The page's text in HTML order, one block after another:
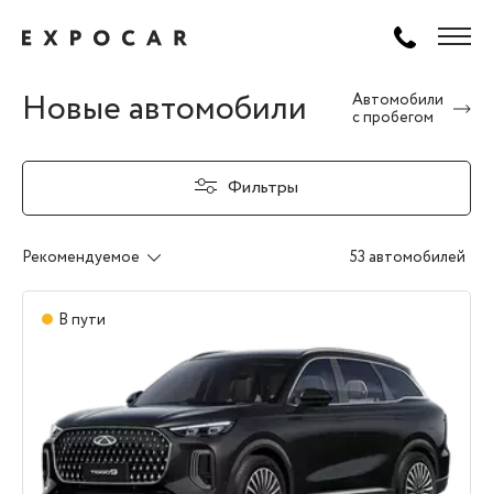
Новые автомобили
Автомобили
с пробегом
Фильтры
Рекомендуемое 53 автомобилей
В пути